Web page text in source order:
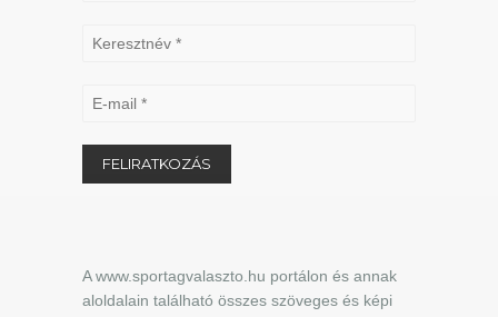
A www.sportagvalaszto.hu portálon és annak
aloldalain található összes szöveges és képi